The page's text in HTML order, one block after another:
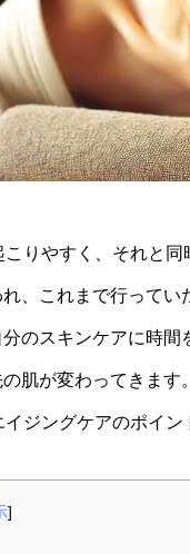
りやすく、それと同
、これまで行って
のスキンケアに時
肌が変わってきます。
ジングケアのポイン
]